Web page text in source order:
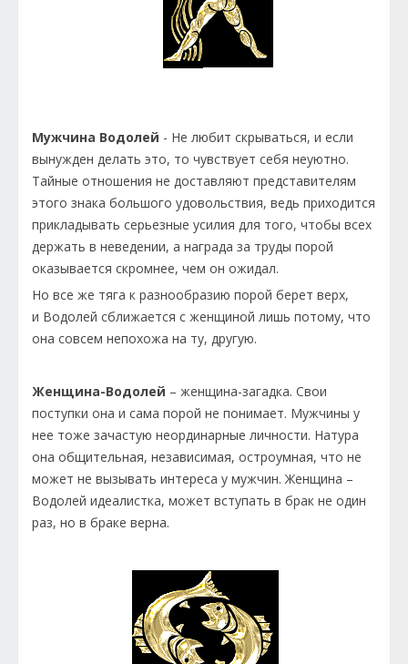
Мужчина Водолей - Не любит скрываться, и если
вынужден делать это, то чувствует себя неуютно.
Тайные отношения не доставляют представителям
этого знака большого удовольствия, ведь приходится
прикладывать серьезные усилия для того, чтобы всех
держать в неведении, а награда за труды порой
оказывается скромнее, чем он ожидал.
Но все же тяга к разнообразию порой берет верх,
и Водолей сближается с женщиной лишь потому, что
она совсем непохожа на ту, другую.
Женщина-Водолей – женщина-загадка. Свои
поступки она и сама порой не понимает. Мужчины у
нее тоже зачастую неординарные личности. Натура
она общительная, независимая, остроумная, что не
может не вызывать интереса у мужчин. Женщина –
Водолей идеалистка, может вступать в брак не один
раз, но в браке верна.